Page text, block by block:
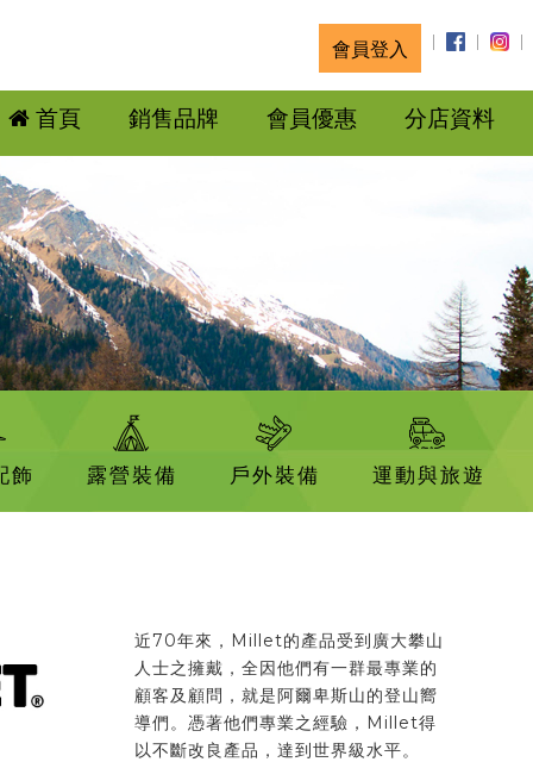
會員登入
首頁 銷售品牌 會員優惠 分店資料
飾 露營裝備 戶外裝備 運動與旅遊
近70年來，Millet的產品受到廣大攀山
人士之擁戴，全因他們有一群最專業的
顧客及顧問，就是阿爾卑斯山的登山嚮
導們。憑著他們專業之經驗，Millet得
以不斷改良產品，達到世界級水平。